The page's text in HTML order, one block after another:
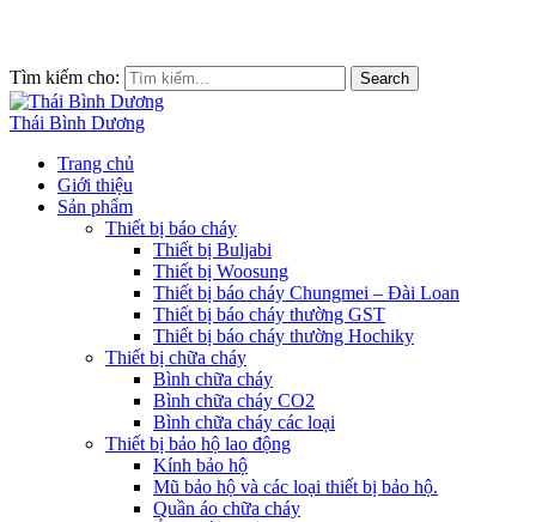
Tìm kiếm cho: Search
Thái Bình Dương
Trang chủ
Giới thiệu
Sản phẩm
Thiết bị báo cháy
Thiết bị Buljabi
Thiết bị Woosung
Thiết bị báo cháy Chungmei – Đài Loan
Thiết bị báo cháy thường GST
Thiết bị báo cháy thường Hochiky
Thiết bị chữa cháy
Bình chữa cháy
Bình chữa cháy CO2
Bình chữa cháy các loại
Thiết bị bảo hộ lao động
Kính bảo hộ
Mũ bảo hộ và các loại thiết bị bảo hộ.
Quần áo chữa cháy